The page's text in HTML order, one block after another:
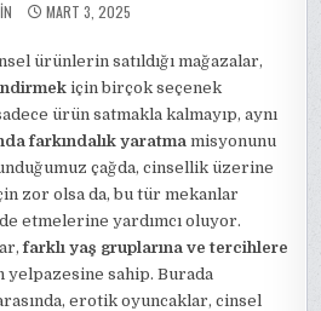
MART 3, 2025
ürünlerin satıldığı mağazalar,
için birçok seçenek
ürün satmakla kalmayıp, aynı
farkındalık yaratma misyonunu
çağda, cinsellik üzerine
zor olsa da, bu tür mekanlar
etmelerine yardımcı oluyor.
farklı yaş gruplarına ve tercihlere
sahip. Burada
erotik oyuncaklar, cinsel